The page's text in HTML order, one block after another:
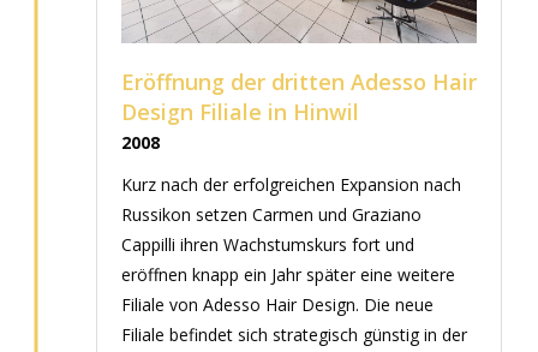
Eröffnung der dritten Adesso Hair
Design Filiale in Hinwil
2008
Kurz nach der erfolgreichen Expansion nach
Russikon setzen Carmen und Graziano
Cappilli ihren Wachstumskurs fort und
eröffnen knapp ein Jahr später eine weitere
Filiale von Adesso Hair Design. Die neue
Filiale befindet sich strategisch günstig in der